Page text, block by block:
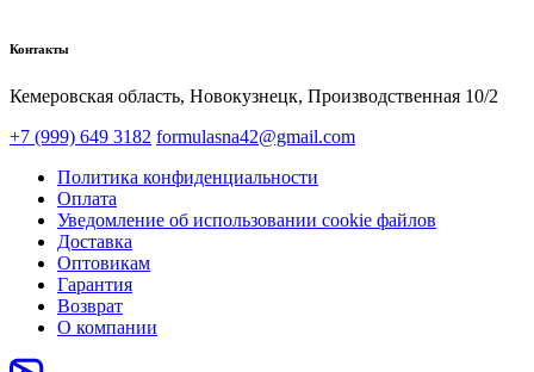
Контакты
Кемеровская область, Новокузнецк,​ Производственная 10/2
+7 (999) 649 3182 formulasna42@gmail.com
Политика конфиденциальности
Оплата
Уведомление об использовании cookie файлов
Доставка
Оптовикам
Гарантия
Возврат
О компании